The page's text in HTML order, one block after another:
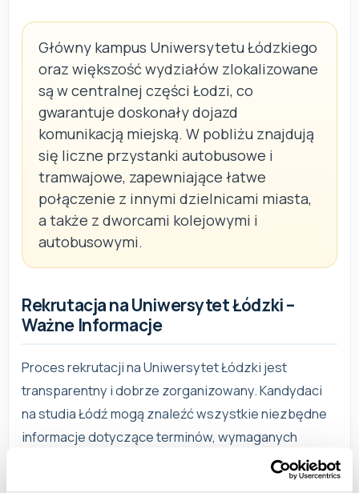
Główny kampus Uniwersytetu Łódzkiego
oraz większość wydziałów zlokalizowane
są w centralnej części Łodzi, co
gwarantuje doskonały dojazd
komunikacją miejską. W pobliżu znajdują
się liczne przystanki autobusowe i
tramwajowe, zapewniające łatwe
połączenie z innymi dzielnicami miasta,
a także z dworcami kolejowymi i
autobusowymi.
Rekrutacja na Uniwersytet Łódzki –
Ważne Informacje
Proces rekrutacji na Uniwersytet Łódzki jest
transparentny i dobrze zorganizowany. Kandydaci
na studia Łódź mogą znaleźć wszystkie niezbędne
informacje dotyczące terminów, wymaganych
dokumentów i zasad przyjęć na oficjalnej stronie
internetowej uczelni. Sekcja Uniwersytet Łódzki